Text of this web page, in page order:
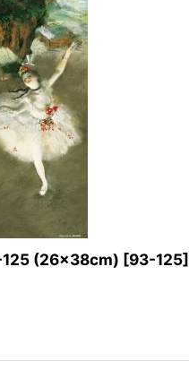
125 (26×38cm) [93-125]